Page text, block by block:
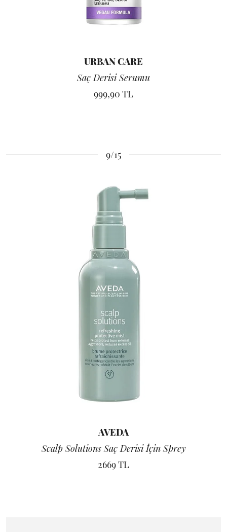
URBAN CARE
Saç Derisi Serumu
999,90 TL
9/15
AVEDA
Scalp Solutions Saç Derisi İçin Sprey
2669 TL